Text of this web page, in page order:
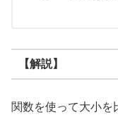
【解説】
関数を使って大小を